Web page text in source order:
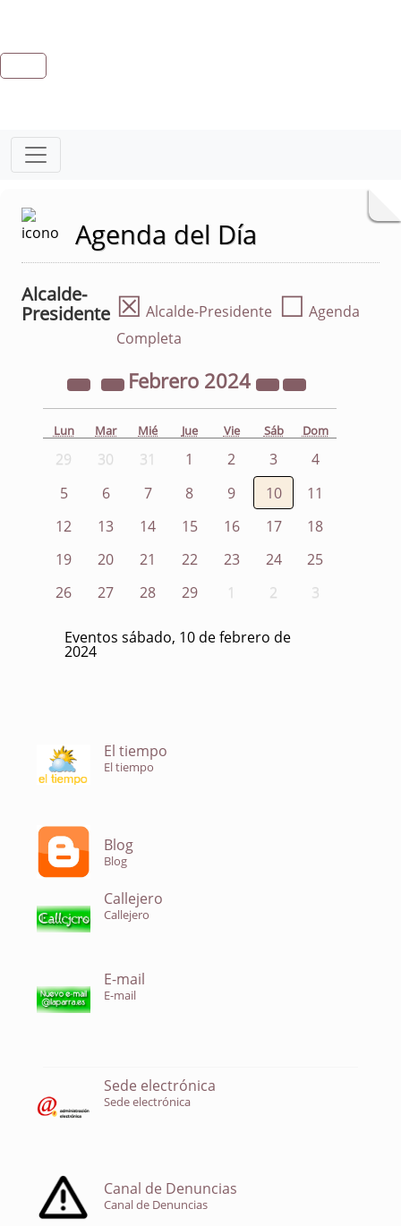
Agenda del Día
Alcalde-
Presidente ☒ Alcalde-Presidente ☐ Agenda
Completa
Febrero 2024
Lun Mar Mié Jue Vie Sáb Dom
29 30 31 1 2 3
4
5
6 7 8 9 10
11
12
13 14 15 16 17
18
19
20 21 22 23 24
25
26
27 28 29 1 2 3
Eventos sábado, 10 de febrero de
2024
El tiempo
El tiempo
Blog
Blog
Callejero
Callejero
E-mail
E-mail
Sede electrónica
Sede electrónica
Canal de Denuncias
Canal de Denuncias